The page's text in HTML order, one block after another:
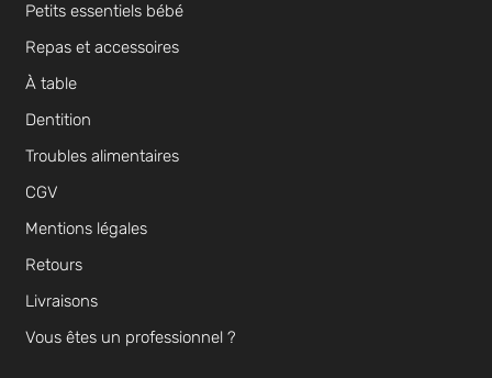
Petits essentiels bébé
Repas et accessoires
À table
Dentition
Troubles alimentaires
CGV
Mentions légales
Retours
Livraisons
Vous êtes un professionnel ?